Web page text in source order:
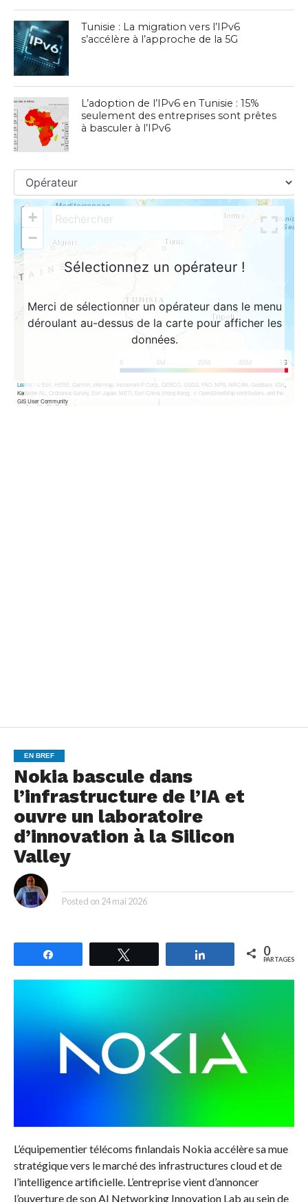
Tunisie : La migration vers l’IPv6
s’accélère à l’approche de la 5G
L’adoption de l’IPv6 en Tunisie : 15%
seulement des entreprises sont prêtes
à basculer à l’IPv6
EN BREF
Nokia bascule dans
l’infrastructure de l’IA et
ouvre un laboratoire
d’innovation à la Silicon
Valley
Posted on 24 mai 2026
Partagez 0
PARTAGES
L’équipementier télécoms finlandais Nokia accélère sa mue
stratégique vers le marché des infrastructures cloud et de
l’intelligence artificielle. L’entreprise vient d’annoncer
l’ouverture de son AI Networking Innovation Lab au sein de